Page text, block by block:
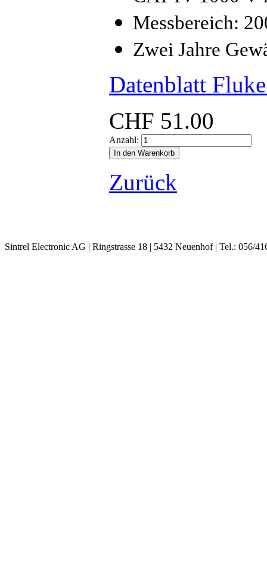
Messbereich:
Zwei Jahre
Datenblatt
CHF 51.00
Anzahl:
Zurück
Sintrel Electronic AG | Ringstrasse 18 | 5432 Neuenhof | Tel.: 056/